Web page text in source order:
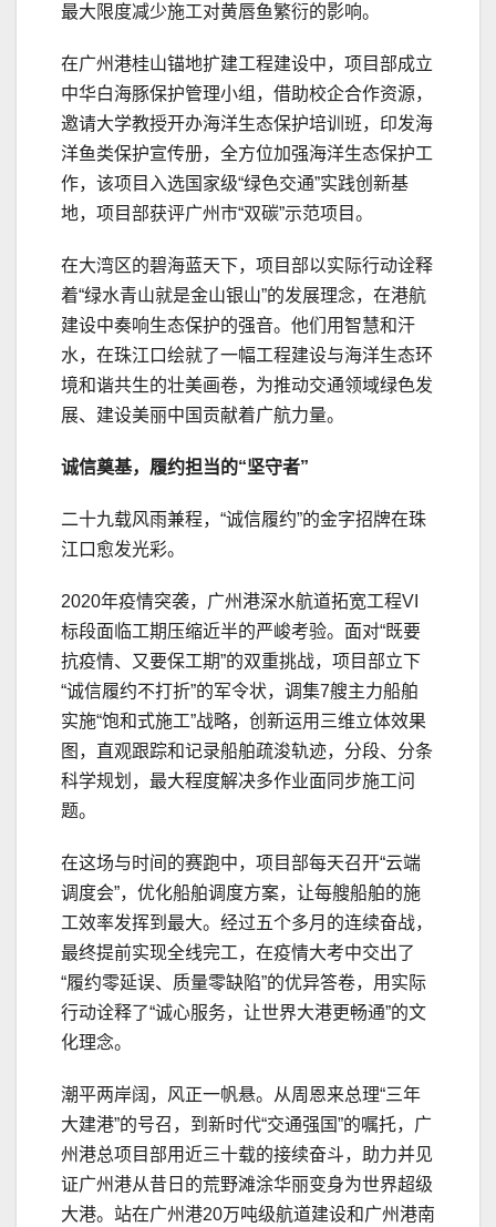
最大限度减少施工对黄唇鱼繁衍的影响。
在广州港桂山锚地扩建工程建设中，项目部成立
中华白海豚保护管理小组，借助校企合作资源，
邀请大学教授开办海洋生态保护培训班，印发海
洋鱼类保护宣传册，全方位加强海洋生态保护工
作，该项目入选国家级“绿色交通”实践创新基
地，项目部获评广州市“双碳”示范项目。
在大湾区的碧海蓝天下，项目部以实际行动诠释
着“绿水青山就是金山银山”的发展理念，在港航
建设中奏响生态保护的强音。他们用智慧和汗
水，在珠江口绘就了一幅工程建设与海洋生态环
境和谐共生的壮美画卷，为推动交通领域绿色发
展、建设美丽中国贡献着广航力量。
诚信奠基，履约担当的“坚守者”​​
二十九载风雨兼程，“诚信履约”的金字招牌在珠
江口愈发光彩。
2020年疫情突袭，广州港深水航道拓宽工程VI
标段面临工期压缩近半的严峻考验。面对“既要
抗疫情、又要保工期”的双重挑战，项目部立下
“诚信履约不打折”的军令状，调集7艘主力船舶
实施“饱和式施工”战略，创新运用三维立体效果
图，直观跟踪和记录船舶疏浚轨迹，分段、分条
科学规划，最大程度解决多作业面同步施工问
题。
在这场与时间的赛跑中，项目部每天召开“云端
调度会”，优化船舶调度方案，让每艘船舶的施
工效率发挥到最大。经过五个多月的连续奋战，
最终提前实现全线完工，在疫情大考中交出了
“履约零延误、质量零缺陷”的优异答卷，用实际
行动诠释了“诚心服务，让世界大港更畅通”的文
化理念。
潮平两岸阔，风正一帆悬。从周恩来总理“三年
大建港”的号召，到新时代“交通强国”的嘱托，广
州港总项目部用近三十载的接续奋斗，助力并见
证广州港从昔日的荒野滩涂华丽变身为世界超级
大港。站在广州港20万吨级航道建设和广州港南